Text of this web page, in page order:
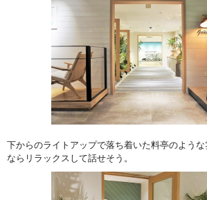
下からのライトアップで落ち着いた料亭のよう
ならリラックスして話せそう。